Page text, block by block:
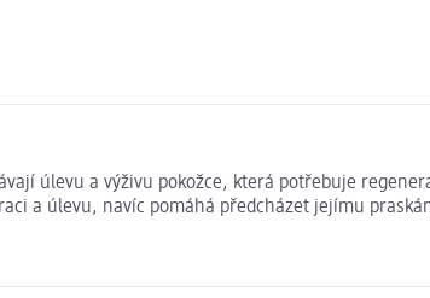
úlevu a výživu pokožce, která potřebuje
a úlevu, navíc pomáhá předcházet jejímu